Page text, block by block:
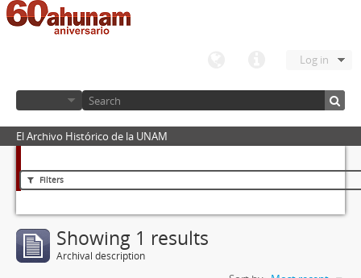
Log in
El Archivo Histórico de la UNAM
Filters
Showing 1 results
Archival description